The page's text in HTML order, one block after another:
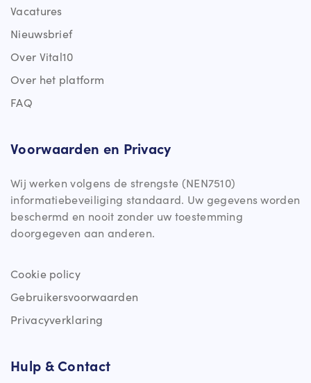
Vacatures
Nieuwsbrief
Over Vital10
Over het platform
FAQ
Voorwaarden en Privacy
Wij werken volgens de strengste (NEN7510)
informatiebeveiliging standaard. Uw gegevens worden
beschermd en nooit zonder uw toestemming
doorgegeven aan anderen.
Cookie policy
Gebruikersvoorwaarden
Privacyverklaring
Hulp & Contact